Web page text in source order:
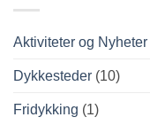
Aktiviteter og Nyheter
Dykkesteder (10)
Fridykking (1)